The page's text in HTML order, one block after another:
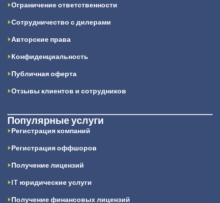
Ограничение ответственности
Сотрудничество с дилерами
Авторские права
Конфиденциальность
Публичная оферта
Отзывы клиентов и сотрудников
Популярные услуги
Регистрация компаний
Регистрация оффшоров
Получение лицензий
IT юридические услуги
Получение финансовых лицензий